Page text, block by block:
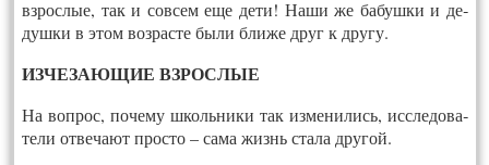
взрос­лые, так и сов­сем еще де­ти! На­ши же ба­буш­ки и де­
душ­ки в этом воз­расте бы­ли бли­же друг к дру­гу.
ИЗ­ЧЕ­ЗА­ЮЩИЕ ВЗРОС­ЛЫЕ
На воп­рос, по­чему школь­ни­ки так из­ме­нились, исс­ле­дова­
тели от­ве­ча­ют прос­то – са­ма жизнь ста­ла дру­гой.